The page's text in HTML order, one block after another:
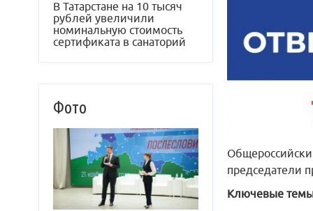
В Татарстане на 10 тысяч
рублей увеличили
номинальную стоимость
сертификата в санаторий
Фото
председатели
Ключевые